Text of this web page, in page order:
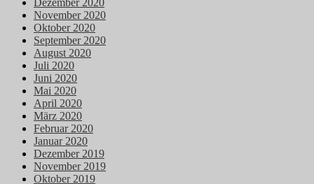
November 2020
Oktober 2020
September 2020
August 2020
Juli 2020
Juni 2020
Mai 2020
April 2020
März 2020
Februar 2020
Januar 2020
Dezember 2019
November 2019
Oktober 2019